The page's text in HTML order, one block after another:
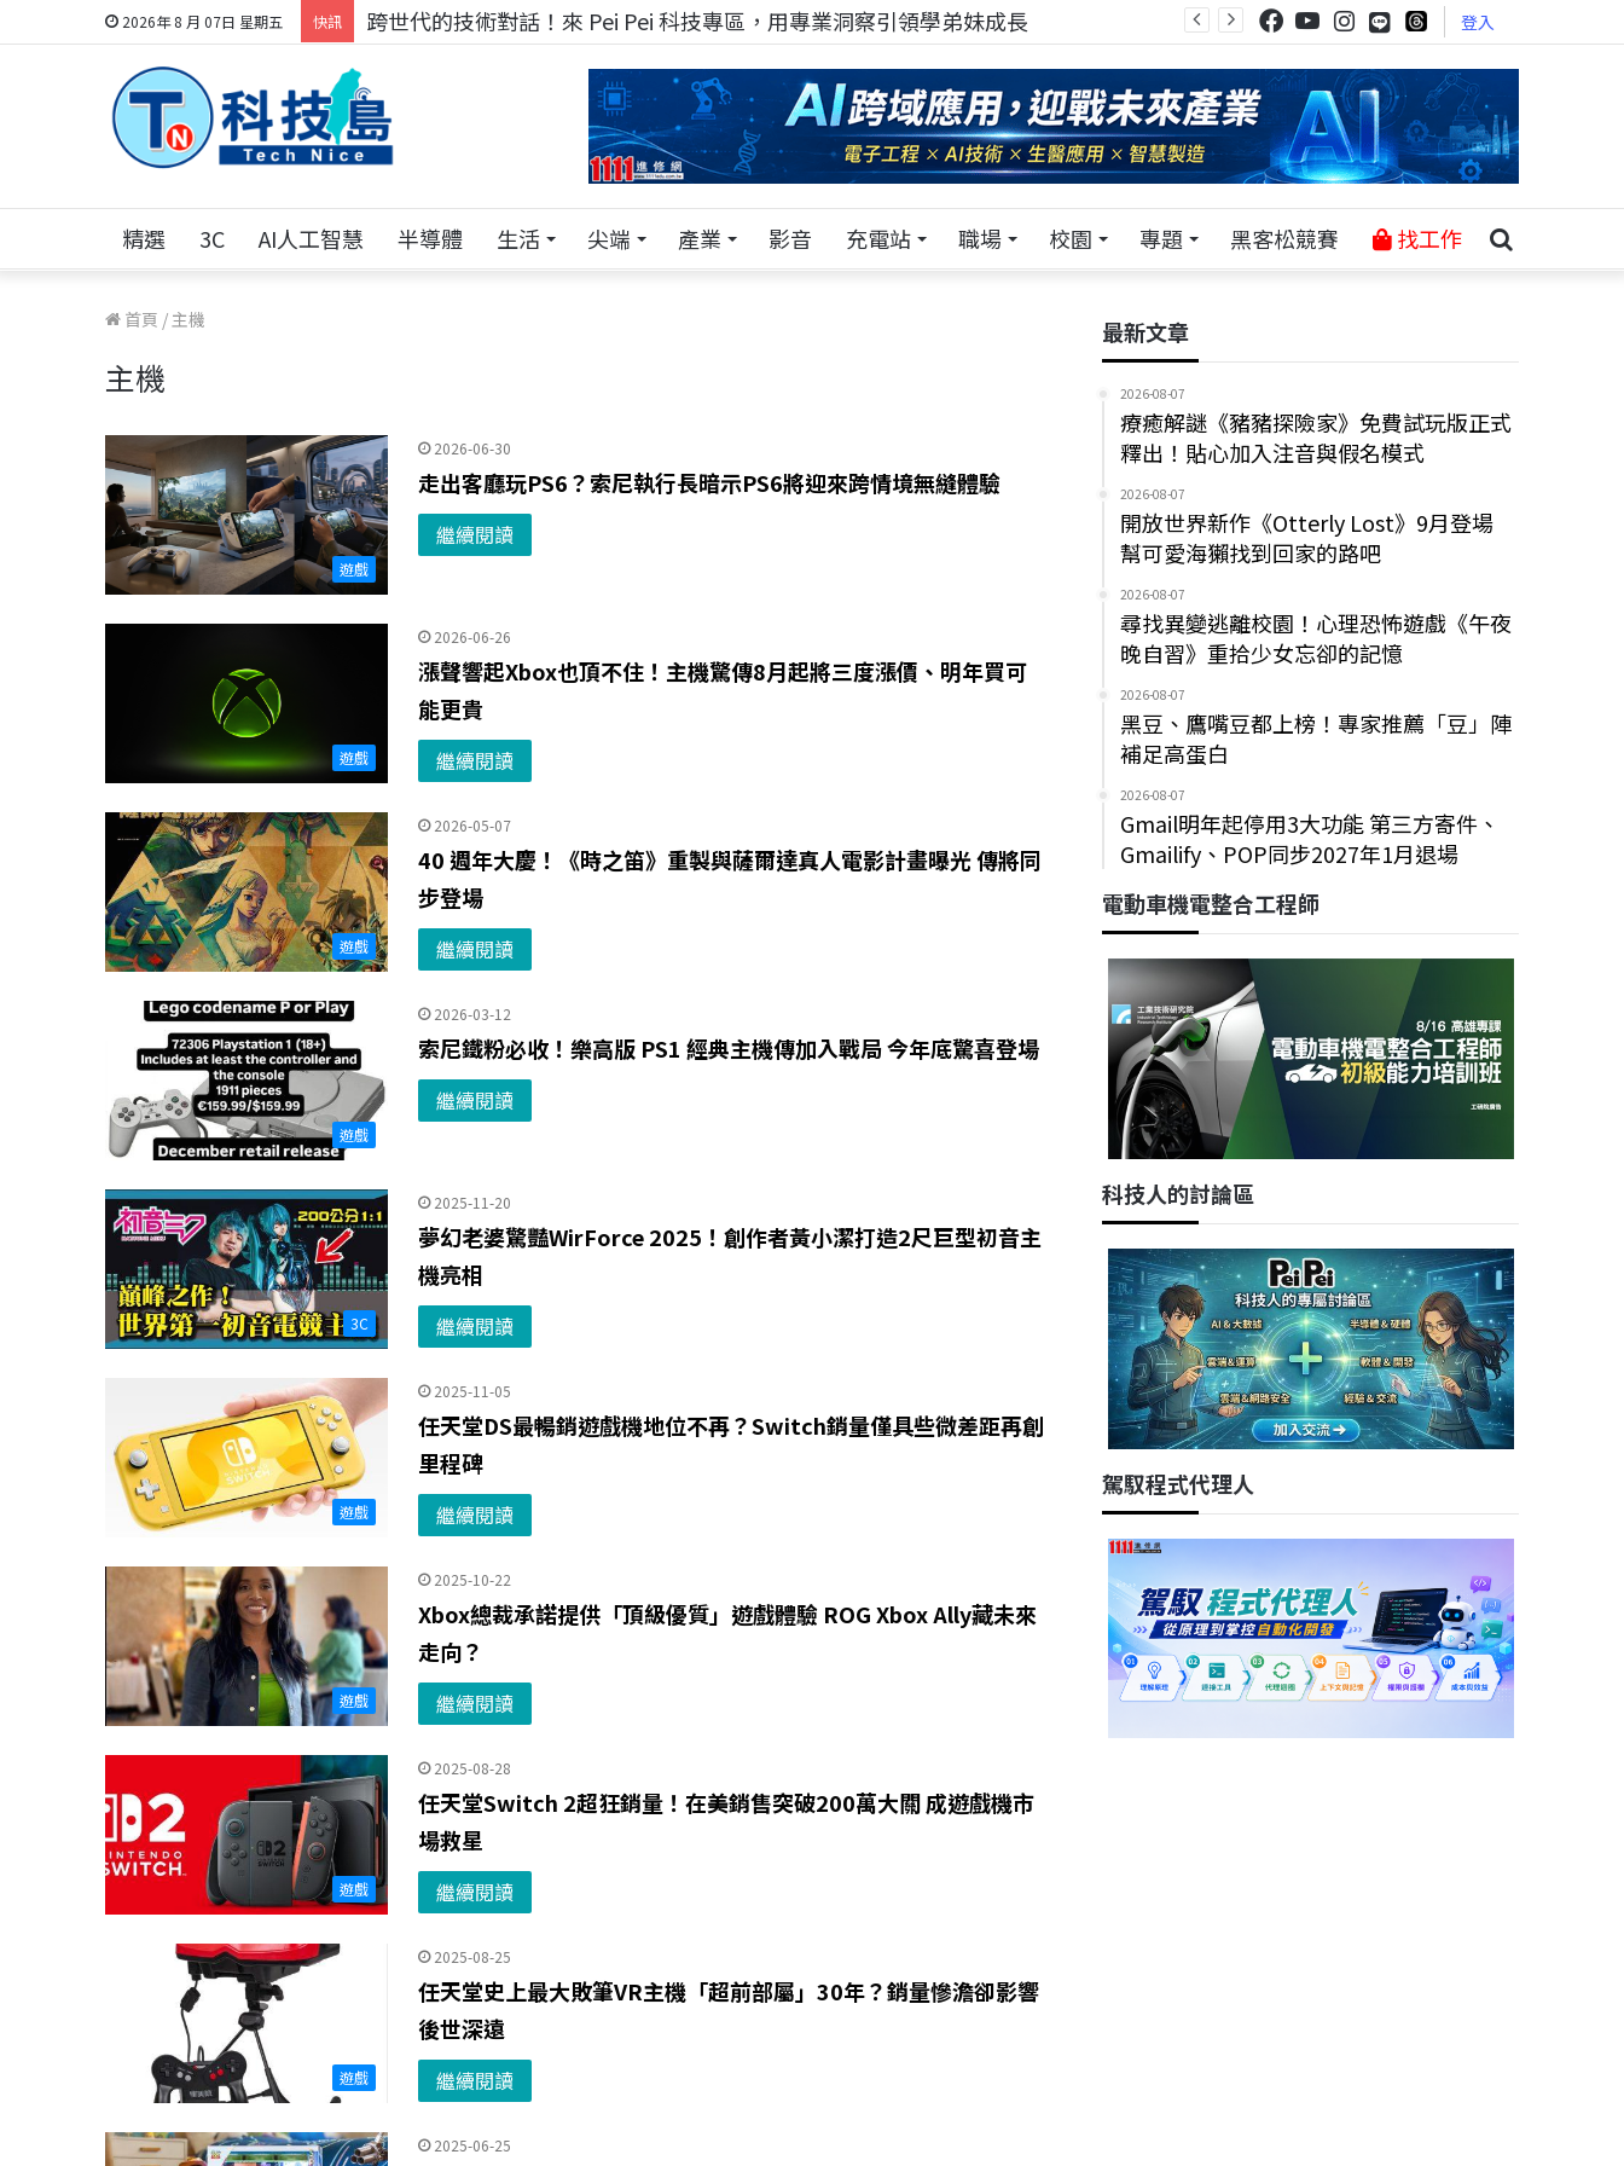
2026年 8 月 07日 星期五 快訊 跨世代的技術對話！來 Pei Pei 科技專區，用專業洞察引領學弟妹成長 登入
精選 3C AI人工智慧 半導體 生活 尖端 產業 影音 充電站 職場 校園 專題 黑客松競賽 找工作
首頁 /主機
主機
遊戲
2026-06-30
走出客廳玩PS6？索尼執行長暗示PS6將迎來跨情境無縫體驗
繼續閱讀
遊戲
2026-06-26
漲聲響起Xbox也頂不住！主機驚傳8月起將三度漲價、明年買可
能更貴
繼續閱讀
遊戲
2026-05-07
40 週年大慶！《時之笛》重製與薩爾達真人電影計畫曝光 傳將同
步登場
繼續閱讀
遊戲
2026-03-12
索尼鐵粉必收！樂高版 PS1 經典主機傳加入戰局 今年底驚喜登場
繼續閱讀
3C
2025-11-20
夢幻老婆驚豔WirForce 2025！創作者黃小潔打造2尺巨型初音主
機亮相
繼續閱讀
遊戲
2025-11-05
任天堂DS最暢銷遊戲機地位不再？Switch銷量僅具些微差距再創
里程碑
繼續閱讀
遊戲
2025-10-22
Xbox總裁承諾提供「頂級優質」遊戲體驗 ROG Xbox Ally藏未來
走向？
繼續閱讀
遊戲
2025-08-28
任天堂Switch 2超狂銷量！在美銷售突破200萬大關 成遊戲機市
場救星
繼續閱讀
遊戲
2025-08-25
任天堂史上最大敗筆VR主機「超前部屬」30年？銷量慘澹卻影響
後世深遠
繼續閱讀
2025-06-25
最新文章
2026-08-07
療癒解謎《豬豬探險家》免費試玩版正式
釋出！貼心加入注音與假名模式
2026-08-07
開放世界新作《Otterly Lost》9月登場
幫可愛海獺找到回家的路吧
2026-08-07
尋找異變逃離校園！心理恐怖遊戲《午夜
晚自習》重拾少女忘卻的記憶
2026-08-07
黑豆、鷹嘴豆都上榜！專家推薦「豆」陣
補足高蛋白
2026-08-07
Gmail明年起停用3大功能 第三方寄件、
Gmailify、POP同步2027年1月退場
電動車機電整合工程師
科技人的討論區
駕馭程式代理人